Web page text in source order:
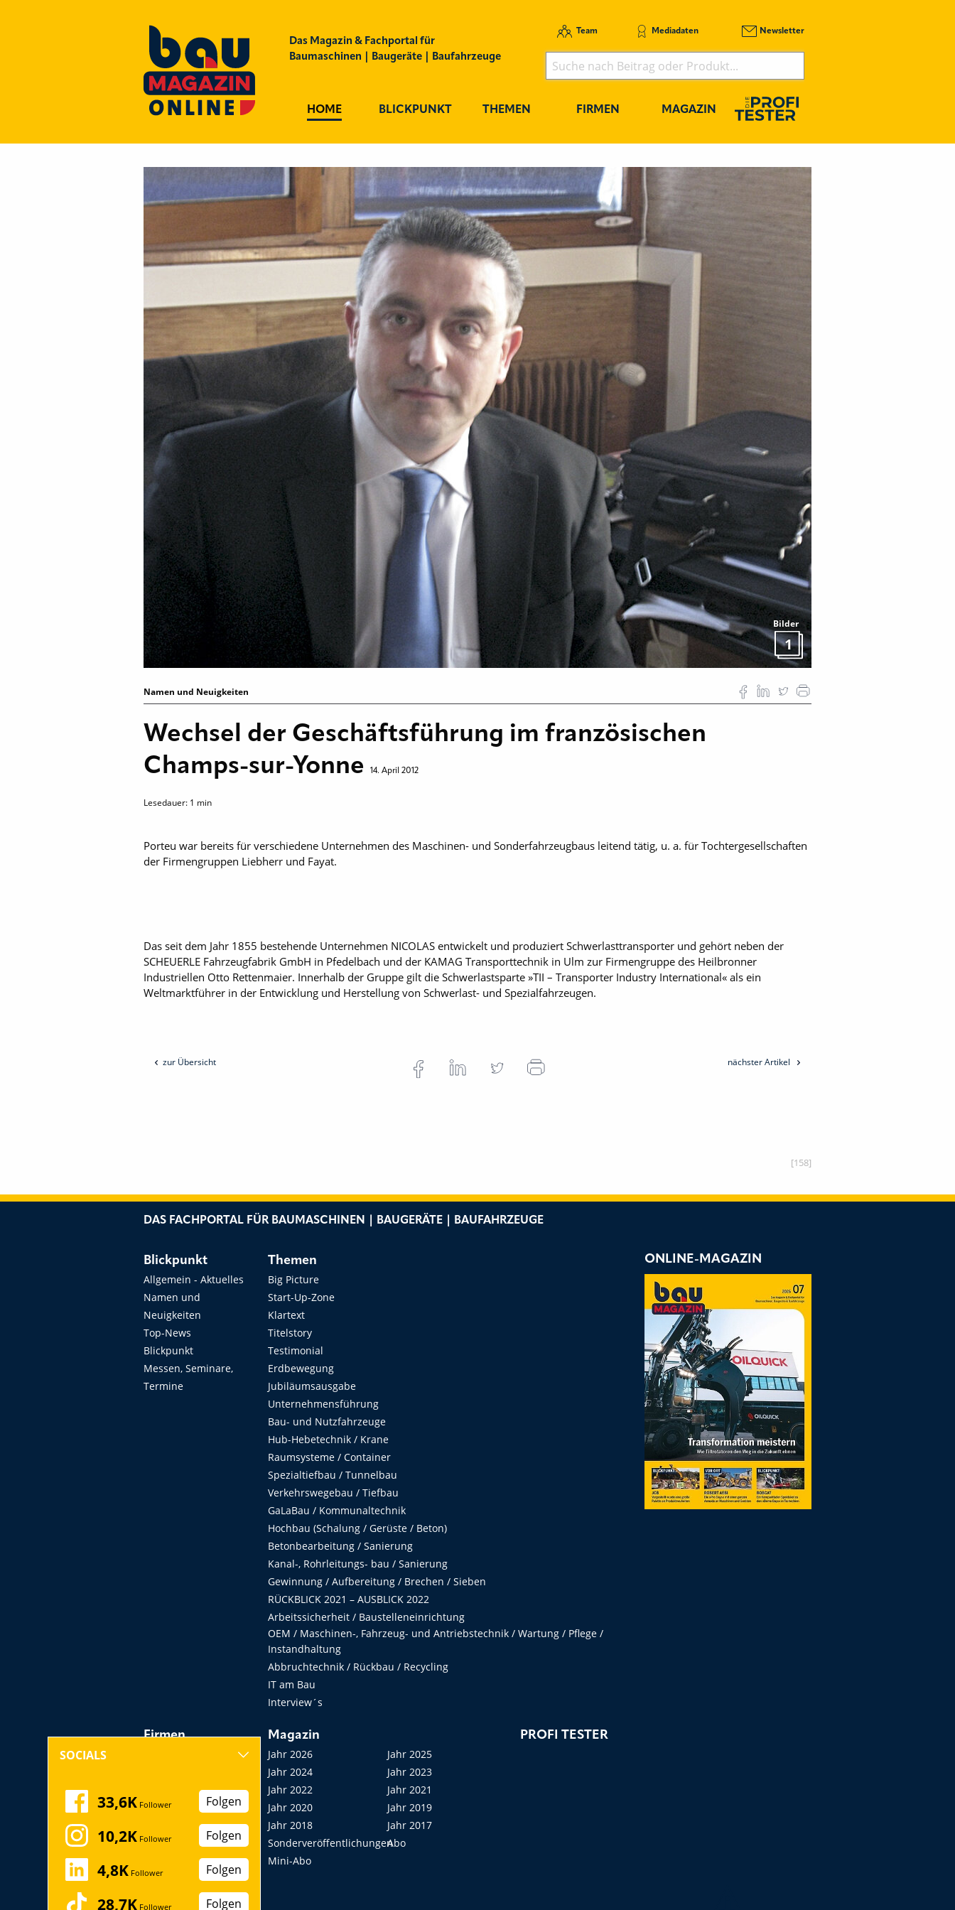
Das Magazin & Fachportal für
Baumaschinen | Baugeräte | Baufahrzeuge
Team Mediadaten Newsletter
HOME BLICKPUNKT THEMEN FIRMEN MAGAZIN
Bilder
1
Namen und Neuigkeiten
Wechsel der Geschäftsführung im französischen
Champs-sur-Yonne
14. April 2012
Lesedauer: 1 min
Porteu war bereits für verschiedene Unternehmen des Maschinen- und Sonderfahrzeugbaus leitend tätig, u. a. für Tochtergesellschaften
der Firmengruppen Liebherr und Fayat.
Das seit dem Jahr 1855 bestehende Unternehmen NICOLAS entwickelt und produziert Schwerlasttransporter und gehört neben der
SCHEUERLE Fahrzeugfabrik GmbH in Pfedelbach und der KAMAG Transporttechnik in Ulm zur Firmengruppe des Heilbronner
Industriellen Otto Rettenmaier. Innerhalb der Gruppe gilt die Schwerlastsparte »TII – Transporter Industry International« als ein
Weltmarktführer in der Entwicklung und Herstellung von Schwerlast- und Spezialfahrzeugen.
zur Übersicht nächster Artikel
[158]
DAS FACHPORTAL FÜR BAUMASCHINEN | BAUGERÄTE | BAUFAHRZEUGE
Blickpunkt
Allgemein - Aktuelles
Namen und
Neuigkeiten
Top-News
Blickpunkt
Messen, Seminare,
Termine
Themen
Big Picture
Start-Up-Zone
Klartext
Titelstory
Testimonial
Erdbewegung
Jubiläumsausgabe
Unternehmensführung
Bau- und Nutzfahrzeuge
Hub-Hebetechnik / Krane
Raumsysteme / Container
Spezialtiefbau / Tunnelbau
Verkehrswegebau / Tiefbau
GaLaBau / Kommunaltechnik
Hochbau (Schalung / Gerüste / Beton)
Betonbearbeitung / Sanierung
Kanal-, Rohrleitungs- bau / Sanierung
Gewinnung / Aufbereitung / Brechen / Sieben
RÜCKBLICK 2021 – AUSBLICK 2022
Arbeitssicherheit / Baustelleneinrichtung
OEM / Maschinen-, Fahrzeug- und Antriebstechnik / Wartung / Pflege /
Instandhaltung
Abbruchtechnik / Rückbau / Recycling
IT am Bau
Interview´s
Firmen
Messen, Seminare,
Kongresse
Startup
Magazin
Jahr 2026
Jahr 2025
Jahr 2024
Jahr 2023
Jahr 2022
Jahr 2021
Jahr 2020
Jahr 2019
Jahr 2018
Jahr 2017
SonderveröffentlichungenAbo
Mini-Abo
PROFI TESTER
ONLINE-MAGAZIN
SOCIALS
33,6K Follower Folgen
10,2K Follower Folgen
4,8K Follower Folgen
28,7K Follower Folgen